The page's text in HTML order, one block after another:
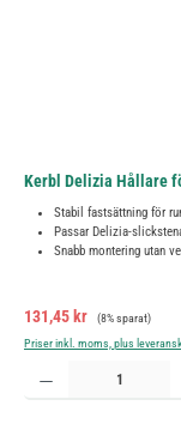
Kerbl Delizia Hållare
Stabil fastsättning för
Passar Delizia-
Snabb montering utan
Försäljningspris:
131,45 kr Ordinarie pris:
(8% sparat)
Priser inkl. moms, plus
Produktkvantitet: Ange